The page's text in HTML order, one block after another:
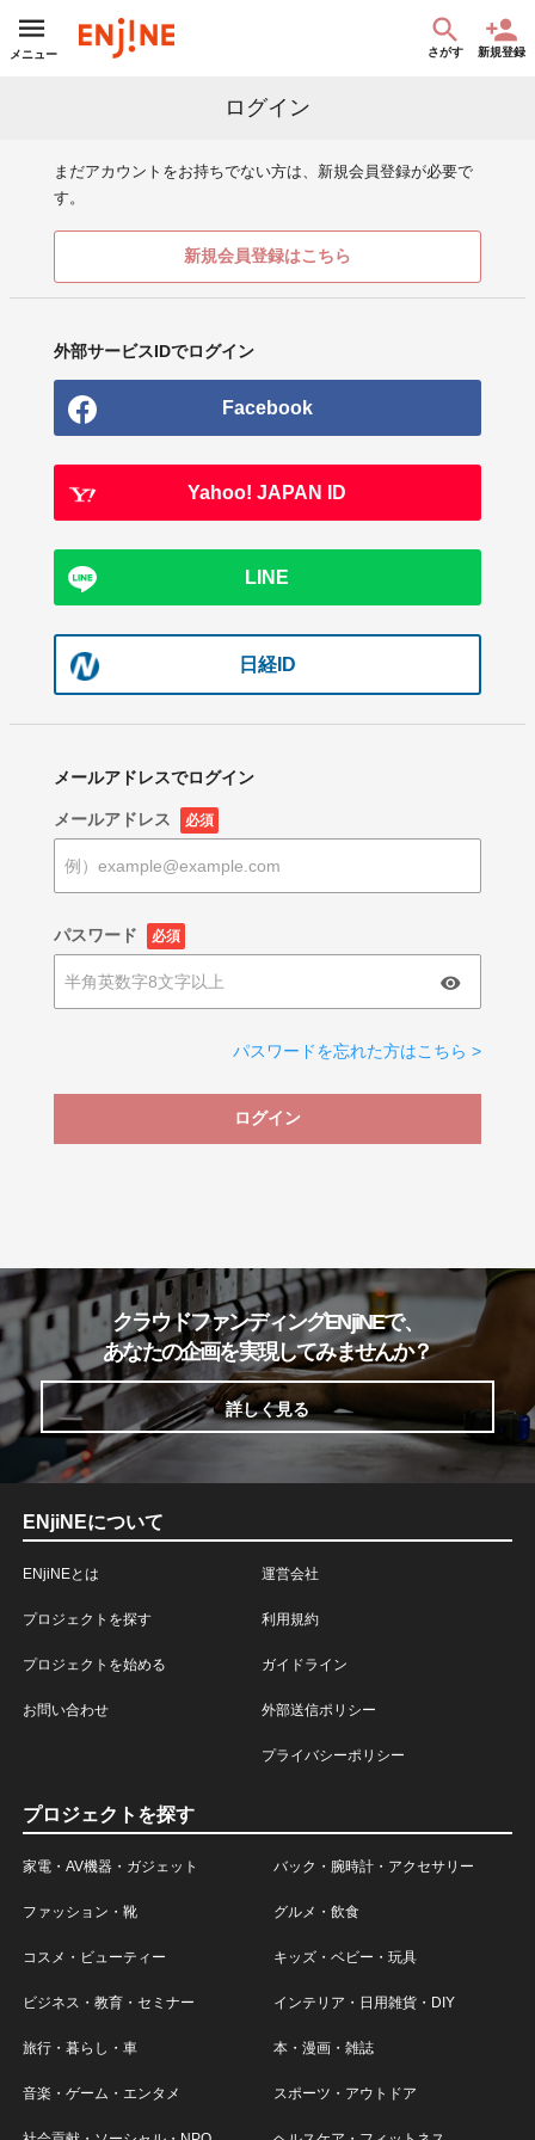
メニュー さがす 新規登録
ログイン
まだアカウントをお持ちでない方は、新規会員登録が必要で
す。
新規会員登録はこちら
外部サービスIDでログイン
Facebook
Yahoo! JAPAN ID
LINE
日経ID
メールアドレスでログイン
メールアドレス 必須
パスワード 必須
パスワードを忘れた方はこちら >
ログイン
クラウドファンディングENjiNEで、
あなたの企画を実現してみませんか？
詳しく見る
ENjiNEについて
ENjiNEとは
プロジェクトを探す
プロジェクトを始める
お問い合わせ
運営会社
利用規約
ガイドライン
外部送信ポリシー
プライバシーポリシー
プロジェクトを探す
家電・AV機器・ガジェット バック・腕時計・アクセサリー
ファッション・靴 グルメ・飲食
コスメ・ビューティー キッズ・ベビー・玩具
ビジネス・教育・セミナー インテリア・日用雑貨・DIY
旅行・暮らし・車 本・漫画・雑誌
音楽・ゲーム・エンタメ スポーツ・アウトドア